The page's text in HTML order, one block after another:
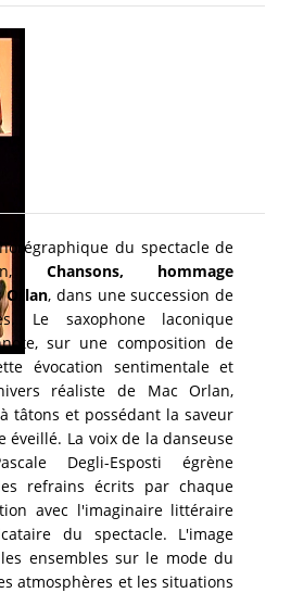
du spectacle de
Chansons, hommage
Orlan, dans une succession de
Le saxophone laconique
sur une composition de
évocation sentimentale et
réaliste de Mac Orlan,
tâtons et possédant la saveur
éveillé. La voix de la danseuse
Degli-Esposti égrène
refrains écrits par chaque
avec l'imaginaire littéraire
du spectacle. L'image
ensembles sur le mode du
atmosphères et les situations